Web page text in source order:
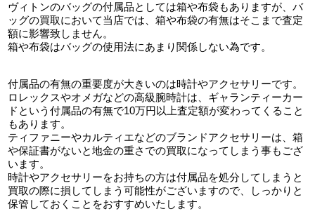
ヴィトンのバッグの付属品としては箱や布袋もありますが、バ
ッグの買取において当店では、箱や布袋の有無はそこまで査定
額に影響致しません。
箱や布袋はバッグの使用法にあまり関係しない為です。
付属品の有無の重要度が大きいのは時計やアクセサリーです。
ロレックスやオメガなどの高級腕時計は、ギャランティーカー
ドという付属品の有無で10万円以上査定額が変わってくること
もあります。
ティファニーやカルティエなどのブランドアクセサリーは、箱
や保証書がないと地金の重さでの買取になってしまう事もござ
います。
時計やアクセサリーをお持ちの方は付属品を処分してしまうと
買取の際に損してしまう可能性がございますので、しっかりと
保管しておくことをおすすめいたします。